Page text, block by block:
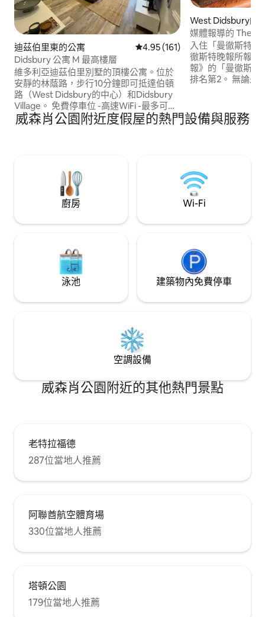
迪茲伯里東的公寓 從 161 則評價中獲得 4.95 的平
4.95 (161)
Didsbury 公寓 M 最高樓層
維多利亞迪茲伯里別墅的頂樓公寓。位於
安靜的林蔭路，步行10分鐘即可抵達伯頓
路（West Didsbury的中心）和Didsbury
Village。 免費停車位 -高速WiFi -最多可供
4 人入住；1 張雙人床、1 張雙人沙發床 步
行 10 分鐘即可抵達伯頓路 步行 10 分鐘即
5 分鐘即可抵達西迪茲伯里電車站 >乘坐電
車20分鐘即可抵達市中心
West Didsbury的
媒體報導的 The
Didsbury
入住「曼徹斯特
徹斯特晚報所報導！ 2024年5月《泰
報》的「曼徹斯特
排名第2。 無論是
這是一個獨一無二
家Bailon的壁畫！ 事先同意帶狗，但不得
威森肖公園附近度假屋的熱門設備與服務
廚房 Wi-Fi
泳池 建築物內免費停車
空調設備
威森肖公園附近的其他熱門景點
老特拉福德
287位當地人推薦
阿聯酋航空體育場
330位當地人推薦
塔頓公園
179位當地人推薦